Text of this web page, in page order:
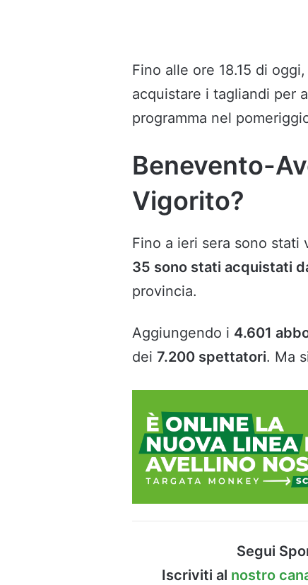
Fino alle ore 18.15 di
acquistare i tagliandi per
programma nel
Benevento-
Vigorito?
Fino a ieri sera sono stati
35 sono stati acquistati
provincia.
Aggiungendo i 4.601
dei 7.200 spettatori. Ma
Segui
Iscriviti al nostro